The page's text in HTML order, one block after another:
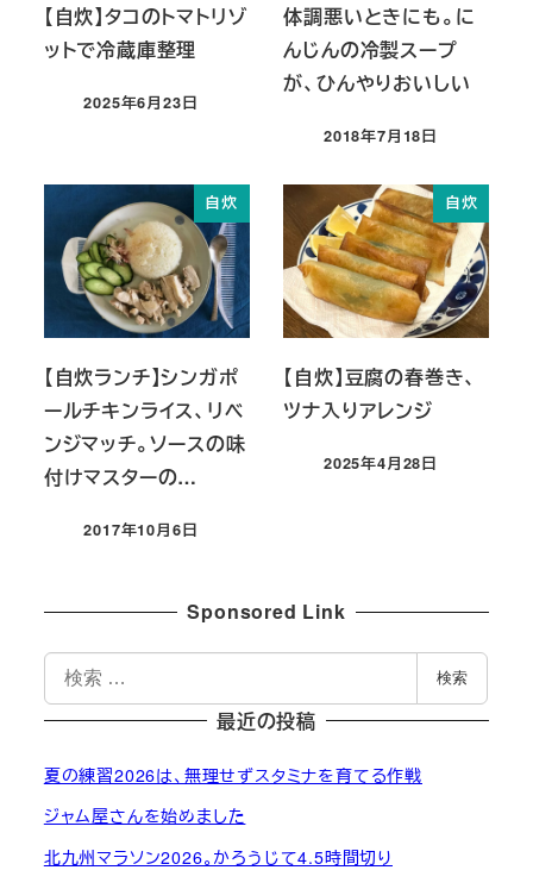
【自炊】タコのトマトリゾ
ットで冷蔵庫整理
投稿日
2025年6月23日
体調悪いときにも。に
んじんの冷製スープ
が、ひんやりおいしい
投稿日
2018年7月18日
自炊
【自炊ランチ】シンガポ
ールチキンライス、リベ
ンジマッチ。ソースの味
付けマスターの…
投稿日
2017年10月6日
自炊
【自炊】豆腐の春巻き、
ツナ入りアレンジ
投稿日
2025年4月28日
Sponsored Link
検
索
検索
最近の投稿
夏の練習2026は、無理せずスタミナを育てる作戦
ジャム屋さんを始めました
北九州マラソン2026。かろうじて4.5時間切り